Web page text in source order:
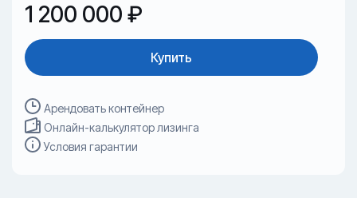
1 200 000 ₽
Купить
Арендовать контейнер
Онлайн-калькулятор лизинга
Условия гарантии